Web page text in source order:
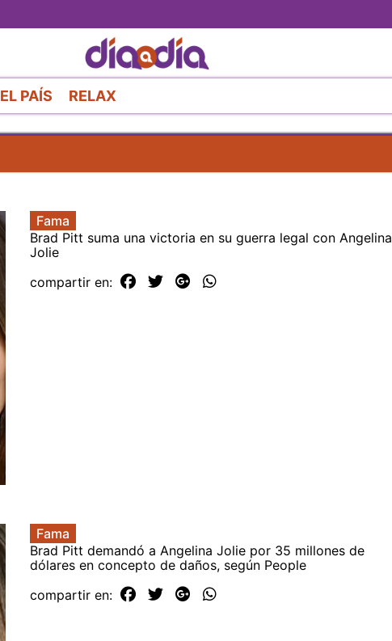
al
contenido
principal
EL PAÍS RELAX
Fama
Brad Pitt suma una victoria en su guerra legal con Angelina
Jolie
compartir en:
Fama
Brad Pitt demandó a Angelina Jolie por 35 millones de
dólares en concepto de daños, según People
compartir en: